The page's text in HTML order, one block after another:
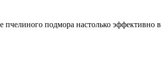
подмора настолько эффективно